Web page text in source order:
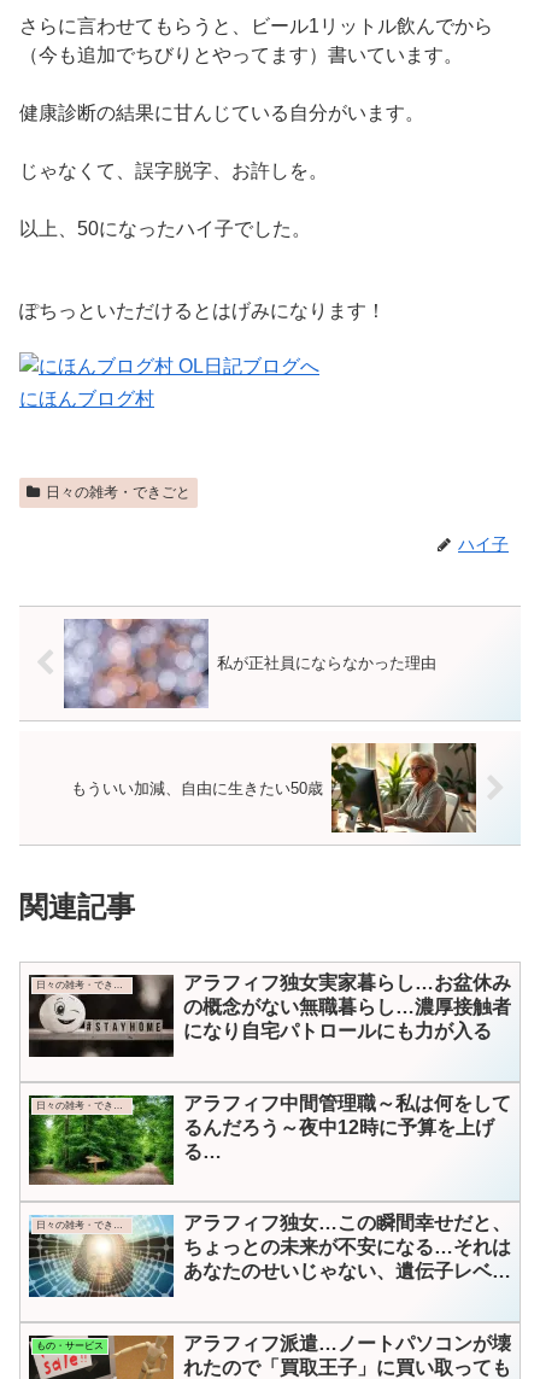
さらに言わせてもらうと、ビール1リットル飲んでから
（今も追加でちびりとやってます）書いています。
健康診断の結果に甘んじている自分がいます。
じゃなくて、誤字脱字、お許しを。
以上、50になったハイ子でした。
ぽちっといただけるとはげみになります！
にほんブログ村
日々の雑考・できごと
ハイ子
私が正社員にならなかった理由
もういい加減、自由に生きたい50歳
関連記事
日々の雑考・できごと
アラフィフ独女実家暮らし…お盆休み
の概念がない無職暮らし…濃厚接触者
になり自宅パトロールにも力が入る
アラフィフ中間管理職～私は何をして
るんだろう～夜中12時に予算を上げ
る…
日々の雑考・できごと
アラフィフ独女…この瞬間幸せだと、
ちょっとの未来が不安になる…それは
あなたのせいじゃない、遺伝子レベル
もの・サービス
アラフィフ派遣…ノートパソコンが壊
れたので「買取王子」に買い取っても